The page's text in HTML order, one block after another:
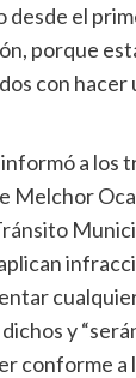
desde el
porque
con hacer
informó a los
Melchor
y
conforme a